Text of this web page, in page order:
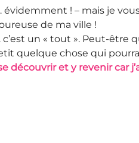
évidemment ! – mais je
de ma ville !
c’est un « tout ». Peut-
quelque chose qui
découvrir et y revenir car